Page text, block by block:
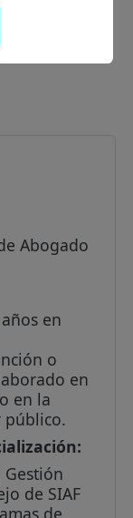
Abogado
en
o
en
en la
público.
de SIAF
de